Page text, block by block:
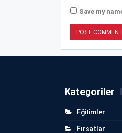
Save my
Kategoriler
Eğitimler
Fırsatlar